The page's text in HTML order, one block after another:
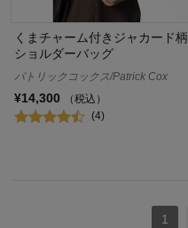
くまチャーム付きジャカード柄
ショルダーバッグ
パトリックコックス/Patrick Cox
¥14,300
（税込）
(4)
1